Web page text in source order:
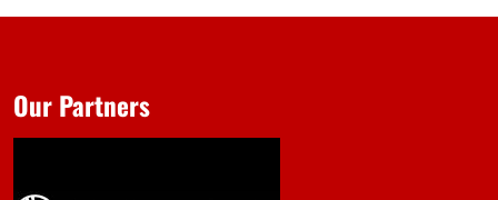
Our Partners